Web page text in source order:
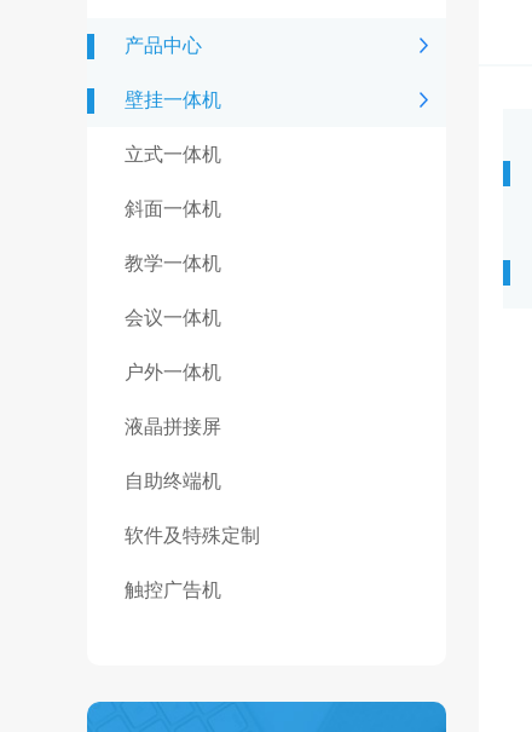
产品中心
壁挂一体机
立式一体机
斜面一体机
教学一体机
会议一体机
户外一体机
液晶拼接屏
自助终端机
软件及特殊定制
触控广告机